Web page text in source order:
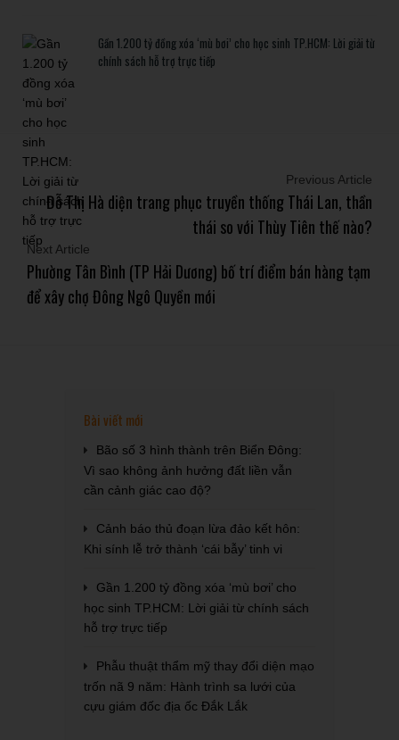
Gần 1.200 tỷ đồng xóa ‘mù bơi’ cho học sinh TP.HCM: Lời giải từ
chính sách hỗ trợ trực tiếp
Previous Article
Đỗ Thị Hà diện trang phục truyền thống Thái Lan, thần
thái so với Thùy Tiên thế nào?
Next Article
Phường Tân Bình (TP Hải Dương) bố trí điểm bán hàng tạm
để xây chợ Đông Ngô Quyền mới
Bài viết mới
Bão số 3 hình thành trên Biển Đông:
Vì sao không ảnh hưởng đất liền vẫn
cần cảnh giác cao độ?
Cảnh báo thủ đoạn lừa đảo kết hôn:
Khi sính lễ trở thành ‘cái bẫy’ tinh vi
Gần 1.200 tỷ đồng xóa ‘mù bơi’ cho
học sinh TP.HCM: Lời giải từ chính sách
hỗ trợ trực tiếp
Phẫu thuật thẩm mỹ thay đổi diện mạo
trốn nã 9 năm: Hành trình sa lưới của
cựu giám đốc địa ốc Đắk Lắk